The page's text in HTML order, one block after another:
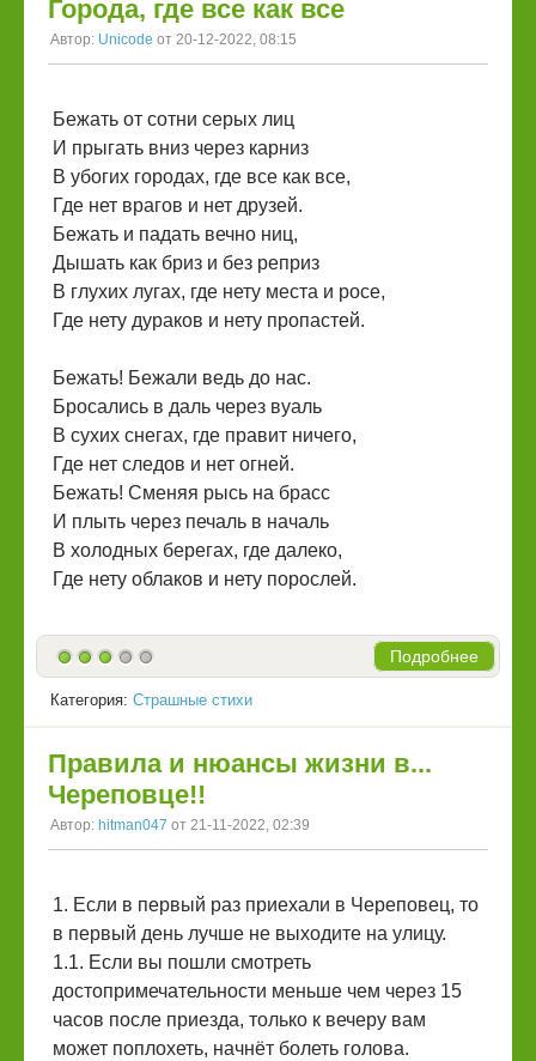
Города, где все как все
Автор: Unicode от 20-12-2022, 08:15
Бежать от сотни серых лиц
И прыгать вниз через карниз
В убогих городах, где все как все,
Где нет врагов и нет друзей.
Бежать и падать вечно ниц,
Дышать как бриз и без реприз
В глухих лугах, где нету места и росе,
Где нету дураков и нету пропастей.
Бежать! Бежали ведь до нас.
Бросались в даль через вуаль
В сухих снегах, где правит ничего,
Где нет следов и нет огней.
Бежать! Сменяя рысь на брасс
И плыть через печаль в началь
В холодных берегах, где далеко,
Где нету облаков и нету порослей.
Подробнее
Категория: Страшные стихи
Правила и нюансы жизни в...
Череповце!!
Автор: hitman047 от 21-11-2022, 02:39
1. Если в первый раз приехали в Череповец, то
в первый день лучше не выходите на улицу.
1.1. Если вы пошли смотреть
достопримечательности меньше чем через 15
часов после приезда, только к вечеру вам
может поплохеть, начнёт болеть голова.